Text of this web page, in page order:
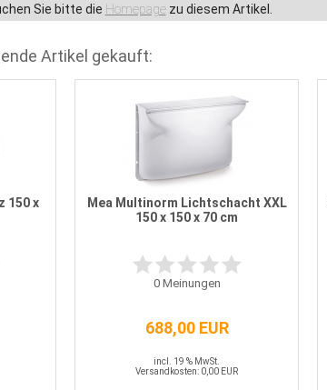
Sie bitte die Homepagezu diesem Artikel.
Artikel gekauft:
150 x
Mea Multinorm Lichtschacht XXL
150 x 150 x 70 cm
0Meinungen
688,00 EUR
incl. 19 % MwSt.
Versandkosten: 0,00 EUR